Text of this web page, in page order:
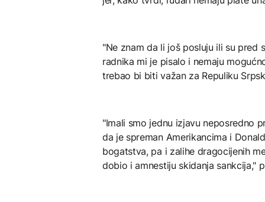
"Ne znam da li još posluju ili su pred
radnika mi je pisalo i nemaju
trebao bi biti važan za Repuliku
"Imali smo jednu izjavu neposredno
da je spreman Amerikancima i
bogatstva, pa i zalihe dragocijenih
dobio i amnestiju skidanja sankcija,"